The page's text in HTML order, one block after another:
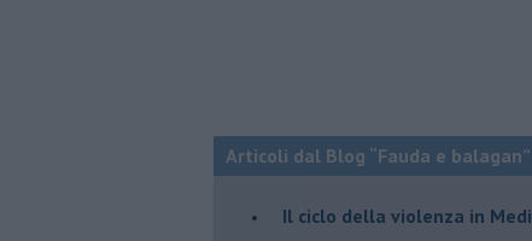
Articoli dal Blog “Fauda e
Il ciclo della violenza in